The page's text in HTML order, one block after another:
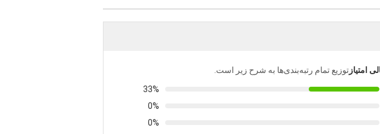
امتیاز توزیع تمام رتبه‌بندی‌ها به شرح زیر است.
33%
0%
0%